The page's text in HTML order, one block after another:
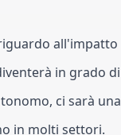
all'impatto
in grado di
ci sarà una
in molti settori.